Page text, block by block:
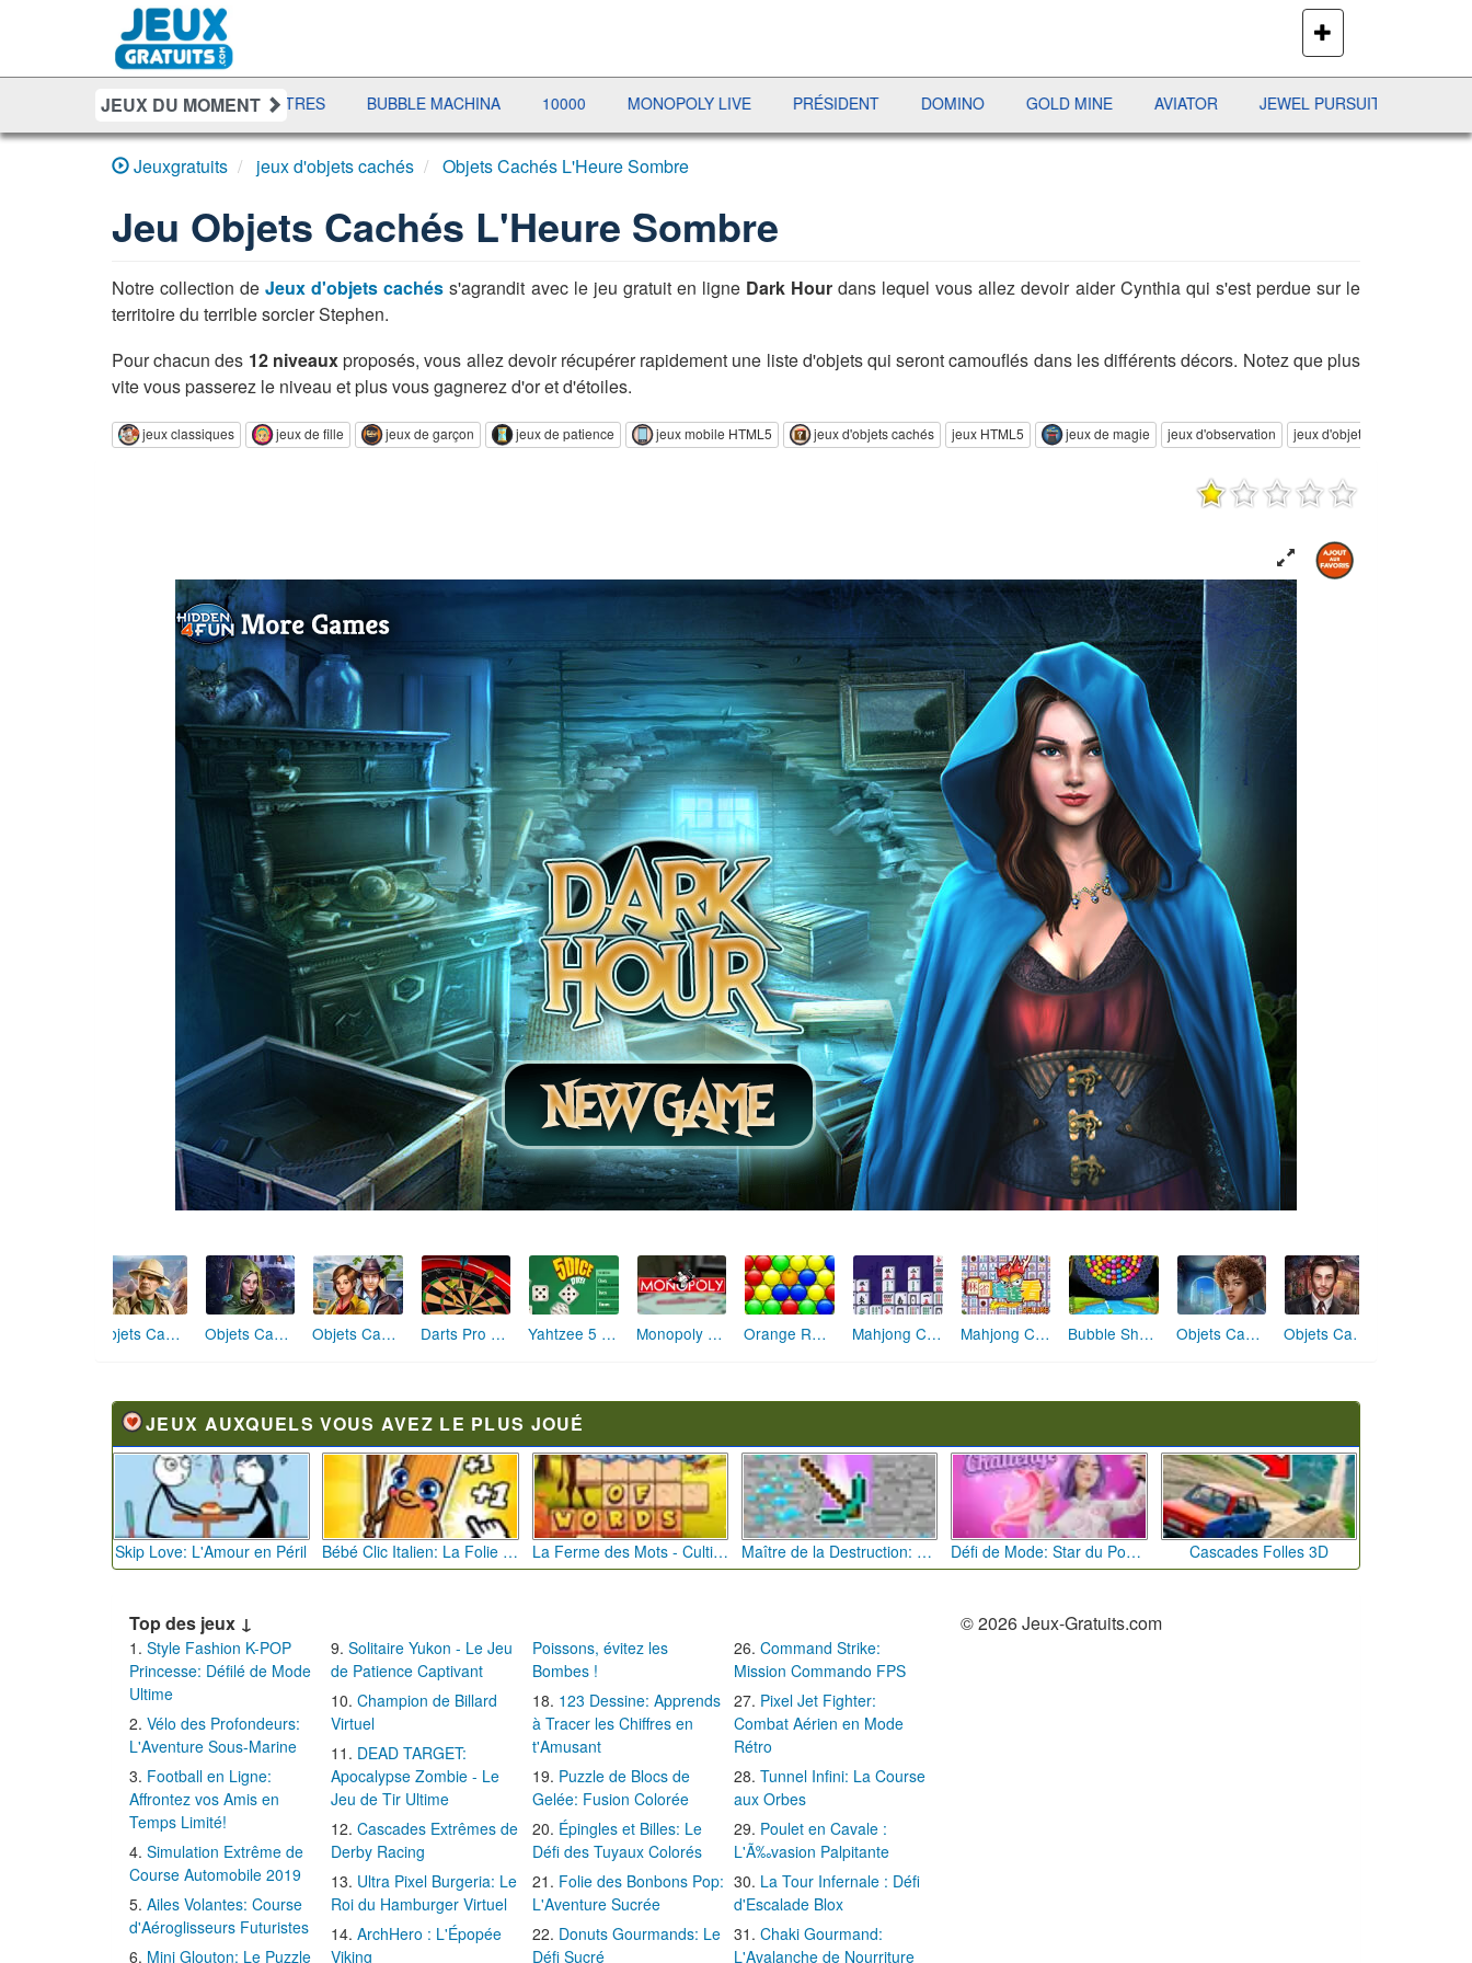
PLUS
DE
JEUX
JEUX DU MOMENT
RÉCRÉ À LETTRES BUBBLE MACHINA 10000 MONOPOLY LIVE PRÉSIDENT DOMINO GOLD MINE AVIATOR JEWEL PURSUIT SHERIFF POKER
Jeuxgratuits jeux d'objets cachés Objets Cachés L'Heure Sombre
Jeu Objets Cachés L'Heure Sombre
Notre collection deJeux d'objets cachés s'agrandit avec le jeu gratuit en ligne Dark Hour dans lequel vous allez devoir aider Cynthia qui s'est perdue sur le
territoire du terrible sorcier Stephen.
Pour chacun des 12 niveauxproposés, vous allez devoir récupérer rapidement une liste d'objets qui seront camouflés dans les différents décors. Notez que plus
vite vous passerez le niveau et plus vous gagnerez d'or et d'étoiles.
jeux classiques jeux de fille jeux de garçon jeux de patience jeux mobile HTML5 jeux d'objets cachés jeux HTML5 jeux de magie jeux d'observation jeux d'objets cachés aventure
Objets Cachés Plus qu'une Légende Objets Cachés Aube Éternelle Objets Cachés Ruée vers l'Or Darts Pro Multijoueur Yahtzee 5 Dice Duel Monopoly en ligne Orange Ranch Mahjong Connect Remastered Mahjong Connect Deluxe 2021 Bubble Shooter Roue Objets Cachés Le Coin Obscure Objets Cachés Le Fantôme du Restaurant
JEUX AUXQUELS VOUS AVEZ LE PLUS JOUÉ
Skip Love: L'Amour en Péril Bébé Clic Italien: La Folie des Petits Bambins La Ferme des Mots - Cultivez votre Vocabulaire Maître de la Destruction: Fusion de Pioches Défi de Mode: Star du Podium Cascades Folles 3D
Top des jeux ↓
Style Fashion K-POP
Princesse: Défilé de Mode
Ultime
Vélo des Profondeurs:
L'Aventure Sous-Marine
Football en Ligne:
Affrontez vos Amis en
Temps Limité!
Simulation Extrême de
Course Automobile 2019
Ailes Volantes: Course
d'Aéroglisseurs Futuristes
Mini Glouton: Le Puzzle
Solitaire Yukon - Le Jeu
de Patience Captivant
Champion de Billard
Virtuel
DEAD TARGET:
Apocalypse Zombie - Le
Jeu de Tir Ultime
Cascades Extrêmes de
Derby Racing
Ultra Pixel Burgeria: Le
Roi du Hamburger Virtuel
ArchHero : L'Épopée
Viking
Poissons, évitez les
Bombes !
123 Dessine: Apprends
à Tracer les Chiffres en
t'Amusant
Puzzle de Blocs de
Gelée: Fusion Colorée
Épingles et Billes: Le
Défi des Tuyaux Colorés
Folie des Bonbons Pop:
L'Aventure Sucrée
Donuts Gourmands: Le
Défi Sucré
Command Strike:
Mission Commando FPS
Pixel Jet Fighter:
Combat Aérien en Mode
Rétro
Tunnel Infini: La Course
aux Orbes
Poulet en Cavale :
L'Ã‰vasion Palpitante
La Tour Infernale : Défi
d'Escalade Blox
Chaki Gourmand:
L'Avalanche de Nourriture
© 2026 Jeux-Gratuits.com